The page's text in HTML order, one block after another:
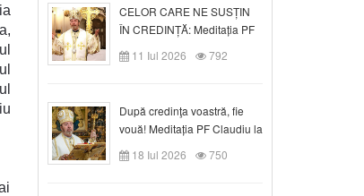
CELOR CARE NE SUSȚIN
ÎN CREDINȚĂ: Meditația PF
Claudiu la Duminica a VI-a
după Rusalii
11 Iul 2026 792
După credinţa voastră, fie
vouă! Meditația PF Claudiu la
duminica a VII-a după Rusalii
18 Iul 2026 750